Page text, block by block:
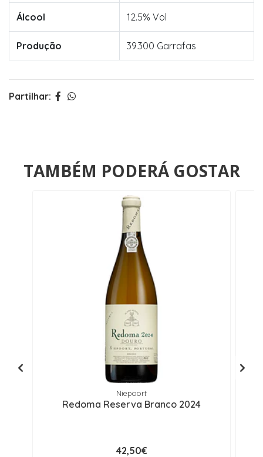
Álcool 12.5% Vol
Produção 39.300 Garrafas
Partilhar:
TAMBÉM PODERÁ GOSTAR
Niepoort
Redoma Reserva Branco 2024
42,50€